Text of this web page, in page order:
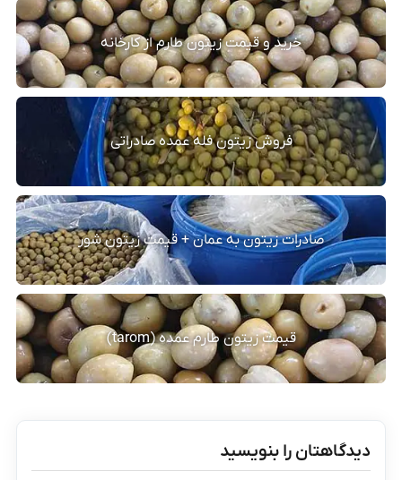
خرید و قیمت زیتون طارم از کارخانه
فروش زیتون فله عمده صادراتی
صادرات زیتون به عمان + قیمت زیتون شور
قیمت زیتون طارم عمده (tarom)
دیدگاهتان را بنویسید